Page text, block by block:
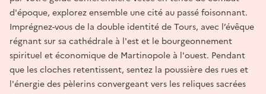
d'époque, explorez ensemble une cité au passé foisonnant.
Imprégnez-vous de la double identité de Tours, avec l’évêque
régnant sur sa cathédrale à l'est et le bourgeonnement
spirituel et économique de Martinopole à l'ouest. Pendant
que les cloches retentissent, sentez la poussière des rues et
l'énergie des pèlerins convergeant vers les reliques sacrées